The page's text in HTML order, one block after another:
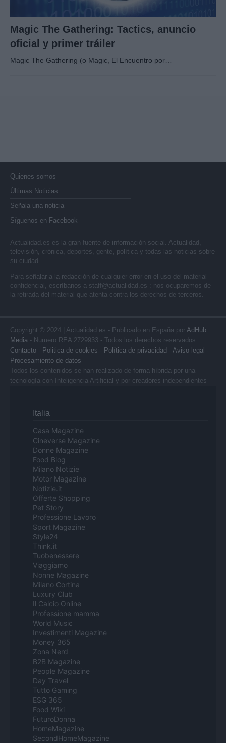
Magic The Gathering: Tactics, anuncio
oficial y primer tráiler
Magic The Gathering (o Magic, El Encuentro por…
Quienes somos
Últimas Noticias
Señala una noticia
Síguenos en Facebook
Actualidad.es es la gran fuente de información social. Actualidad,
televisión, crónica, deportes, gente, política y todas las noticias sobre
su ciudad.
Para señalar a la redacción de cualquier error en el uso del material
confidencial, escríbanos a staff@actualidad.es : nos ocuparemos de
la retirada del material que atenta contra los derechos de terceros.
Copyright © 2024 | Actualidad.es - Publicado en España por AdHub
Media - Numero REA 2729933 - Todos los derechos reservados.
Contacto - Politica de cookies - Política de privacidad - Aviso legal -
Procesamiento de datos
Todos los contenidos se han realizado de forma híbrida por una
tecnología con Inteligencia Artificial y por creadores independientes
Italia
Casa Magazine
Cineverse Magazine
Donne Magazine
Food Blog
Milano Notizie
Motor Magazine
Notizie.it
Offerte Shopping
Pet Story
Professione Lavoro
Sport Magazine
Style24
Think.it
Tuobenessere
Viaggiamo
Nonne Magazine
Milano Cortina
Luxury Club
Il Calcio Online
Professione mamma
World Music
Investimenti Magazine
Money 365
Zona Nerd
B2B Magazine
People Magazine
Day Travel
Tutto Gaming
ESG 365
Food Wiki
FuturoDonna
HomeMagazine
SecondHomeMagazine